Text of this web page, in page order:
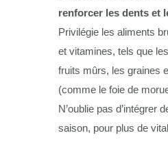
renforcer les dents et
Privilégie les aliments
et vitamines, tels que
fruits mûrs, les graines
(comme le foie de
N’oublie pas d’intégrer
saison, pour plus de